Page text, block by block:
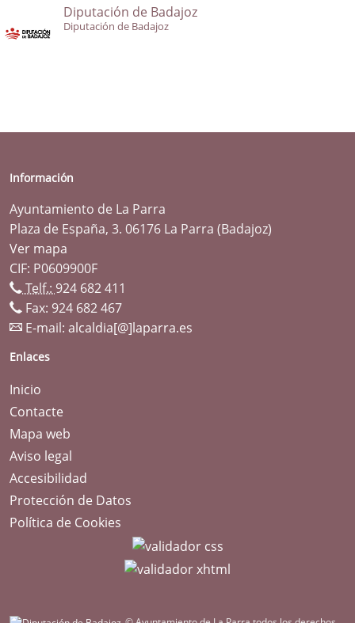
Diputación de Badajoz
Diputación de Badajoz
Información
Ayuntamiento de La Parra
Plaza de España, 3. 06176 La Parra (Badajoz)
Ver mapa
CIF: P0609900F
Telf.: 924 682 411
Fax: 924 682 467
E-mail: alcaldia[@]laparra.es
Enlaces
Inicio
Contacte
Mapa web
Aviso legal
Accesibilidad
Protección de Datos
Política de Cookies